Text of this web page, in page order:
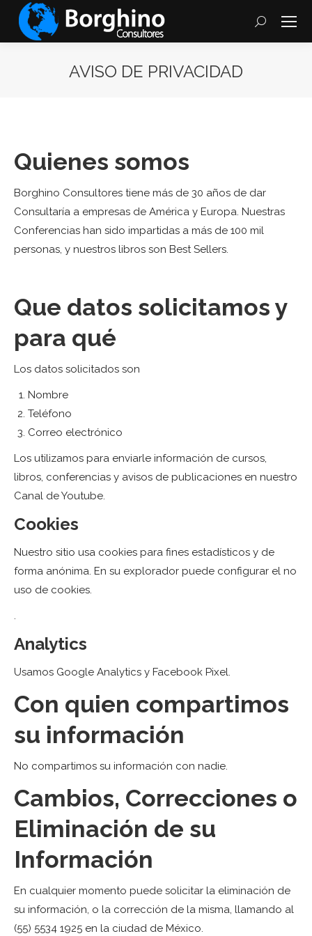
Search:
AVISO DE PRIVACIDAD
Quienes somos
Borghino Consultores tiene más de 30 años de dar
Consultaría a empresas de América y Europa. Nuestras
Conferencias han sido impartidas a más de 100 mil
personas, y nuestros libros son Best Sellers.
Que datos solicitamos y
para qué
Los datos solicitados son
Nombre
Teléfono
Correo electrónico
Los utilizamos para enviarle información de cursos,
libros, conferencias y avisos de publicaciones en nuestro
Canal de Youtube.
Cookies
Nuestro sitio usa cookies para fines estadísticos y de
forma anónima. En su explorador puede configurar el no
uso de cookies.
.
Analytics
Usamos Google Analytics y Facebook Pixel.
Con quien compartimos
su información
No compartimos su información con nadie.
Cambios, Correcciones o
Eliminación de su
Información
En cualquier momento puede solicitar la eliminación de
su información, o la corrección de la misma, llamando al
(55) 5534 1925 en la ciudad de México.